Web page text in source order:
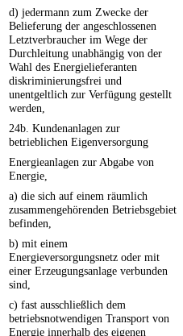
d) jedermann zum Zwecke der
Belieferung der angeschlossenen
Letztverbraucher im Wege der
Durchleitung unabhängig von der
Wahl des Energielieferanten
diskriminierungsfrei und
unentgeltlich zur Verfügung gestellt
werden,
24b. Kundenanlagen zur
betrieblichen Eigenversorgung
Energieanlagen zur Abgabe von
Energie,
a) die sich auf einem räumlich
zusammengehörenden Betriebsgebiet
befinden,
b) mit einem
Energieversorgungsnetz oder mit
einer Erzeugungsanlage verbunden
sind,
c) fast ausschließlich dem
betriebsnotwendigen Transport von
Energie innerhalb des eigenen